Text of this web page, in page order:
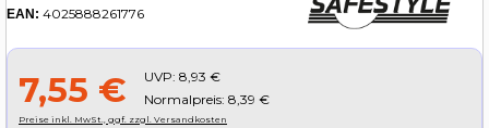
EAN: 4025888261776
7,55 € UVP: 8,93 €
Normalpreis: 8,39 €
Preise inkl. MwSt., ggf. zzgl. Versandkosten